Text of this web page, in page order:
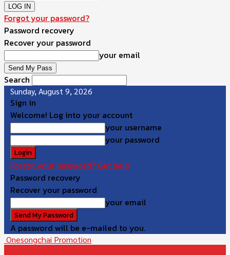
Forgot your password?
Password recovery
Recover your password
your email
Search
Sunday, August 9, 2026
Sign in
Welcome! Log into your account
your username
your password
Forgot your password? Get help
Password recovery
Recover your password
your email
A password will be e-mailed to you.
Onesongchai Promotion